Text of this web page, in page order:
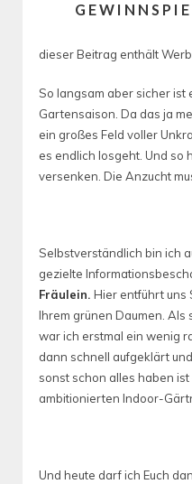
dieser Beitrag enthält
So langsam aber sicher ist
Gartensaison. Da das ja
ein großes Feld voller
es endlich losgeht. Und so
versenken. Die Anzucht
Selbstverständlich bin ich
gezielte
Fräulein. Hier entführt uns
Ihrem grünen Daumen.
war ich erstmal ein wenig
dann schnell aufgeklärt
sonst schon alles haben
ambitionierten Indoor-
Und heute darf ich Euch